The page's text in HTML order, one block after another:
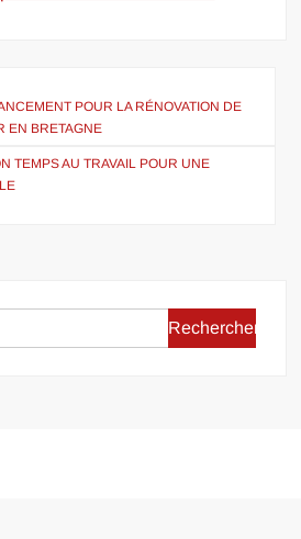
POUR LA RÉNOVATION DE
EN BRETAGNE
TEMPS AU TRAVAIL POUR UNE
Rechercher :